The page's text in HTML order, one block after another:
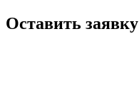
Оставить заявку